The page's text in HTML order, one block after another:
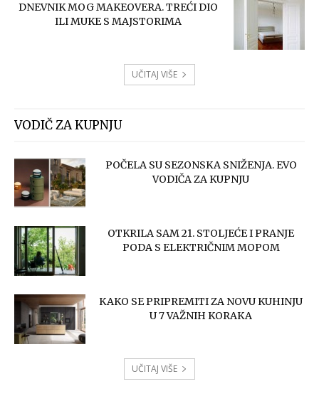
DNEVNIK MOG MAKEOVERA. TREĆI DIO
ILI MUKE S MAJSTORIMA
UČITAJ VIŠE
VODIČ ZA KUPNJU
POČELA SU SEZONSKA SNIŽENJA. EVO
VODIČA ZA KUPNJU
OTKRILA SAM 21. STOLJEĆE I PRANJE
PODA S ELEKTRIČNIM MOPOM
KAKO SE PRIPREMITI ZA NOVU KUHINJU
U 7 VAŽNIH KORAKA
UČITAJ VIŠE